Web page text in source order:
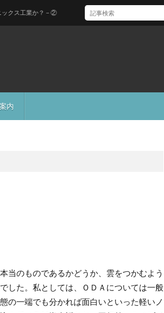
内
業か？－②
当のものであるかどうか、雲をつかむよう
した。私としては、ＯＤＡについては一般
の一端でも分かれば面白いといった軽いノ